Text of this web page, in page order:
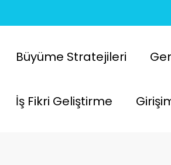
Büyüme Stratejileri
İş Fikri Geliştirme